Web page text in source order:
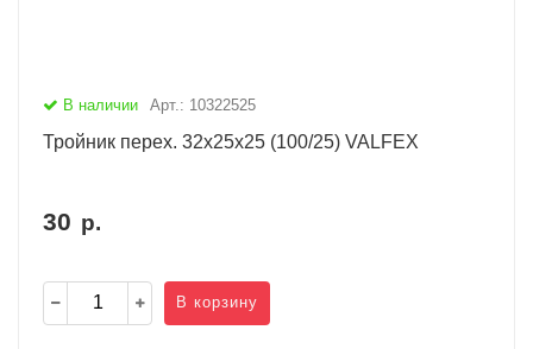
В наличии Арт.: 10322525
Тройник перех. 32х25х25 (100/25) VALFEX
30 р.
В корзину